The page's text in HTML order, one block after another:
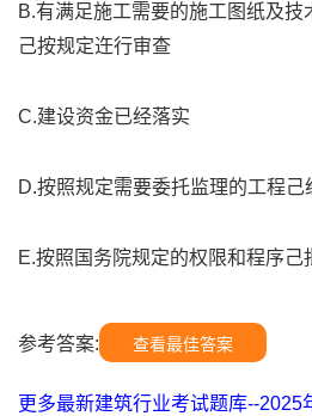
B.有满足施工需要的施工图纸及
己按规定迕行审查
C.建设资金已经落实
D.按照规定需要委托监理的工程己
E.按照国务院规定的权限和程序己
参考答案: 查看最佳答案
更多最新建筑行业考试题库--2025